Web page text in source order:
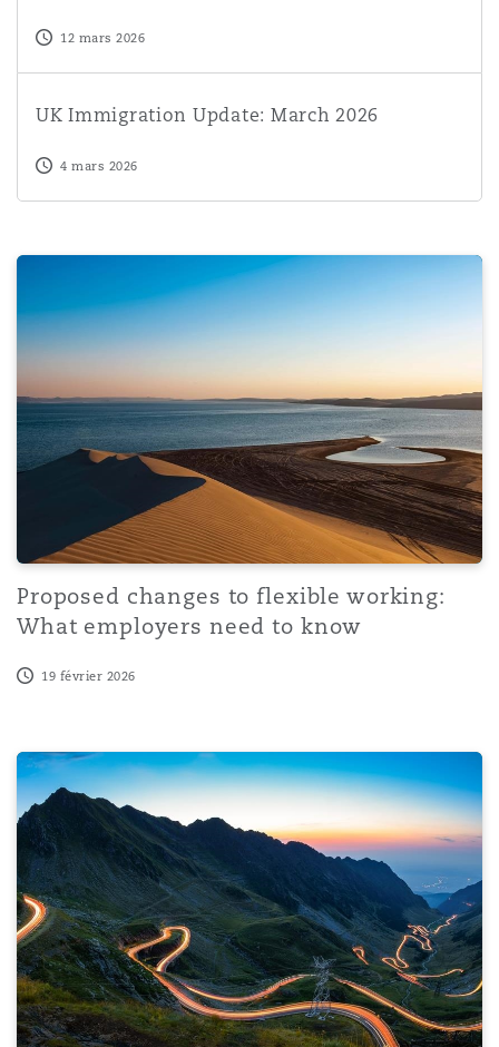
12 mars 2026
UK Immigration Update: March 2026
4 mars 2026
Proposed changes to flexible working: What employers
Proposed changes to flexible working:
What employers need to know
19 février 2026
Top 5 recent workplace developments - February 2026